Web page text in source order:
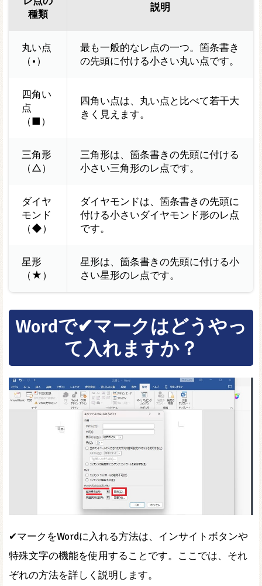
種類
説明
丸い点
（•）
最も一般的なレ点の一つ。箇条書き
の先頭に付ける小さい丸い点です。
四角い
点
（■）
四角い点は、丸い点と比べて若干大
きく見えます。
三角形
（△）
三角形は、箇条書きの先頭に付ける
小さい三角形のレ点です。
ダイヤ
モンド
（◆）
ダイヤモンドは、箇条書きの先頭に
付ける小さいダイヤモンド形のレ点
です。
星形
（★）
星形は、箇条書きの先頭に付ける小
さい星形のレ点です。
Wordで✔マークはどうやっ
て入れますか？
✔マークをWordに入れる方法は、インサイトボタンや
特殊文字の機能を使用することです。ここでは、それ
ぞれの方法を詳しく説明します。